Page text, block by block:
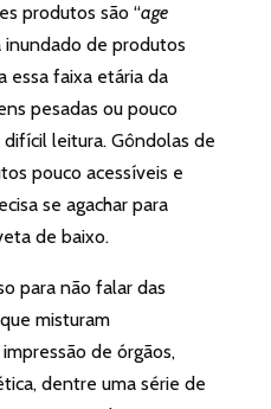
produtos são “age
inundado de produtos
essa faixa etária da
pesadas ou pouco
leitura. Gôndolas de
pouco acessíveis e
se agachar para
de baixo.
para não falar das
misturam
de órgãos,
dentre uma série de